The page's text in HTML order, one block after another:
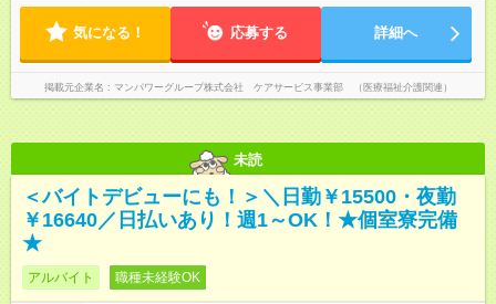
気になる！ 応募する 詳細へ
掲載元企業名 マンパワーグループ株式会社 ケアサービス事業部 （医療福祉介護関連）
未読
＜バイトデビューにも！＞＼日勤￥15500・夜勤
￥16640／日払いあり！週1～OK！★個室寮完備
★
アルバイト 職種未経験OK